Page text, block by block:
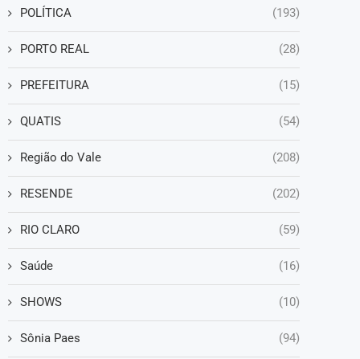
POLÍTICA (193)
PORTO REAL (28)
PREFEITURA (15)
QUATIS (54)
Região do Vale (208)
RESENDE (202)
RIO CLARO (59)
Saúde (16)
SHOWS (10)
Sônia Paes (94)